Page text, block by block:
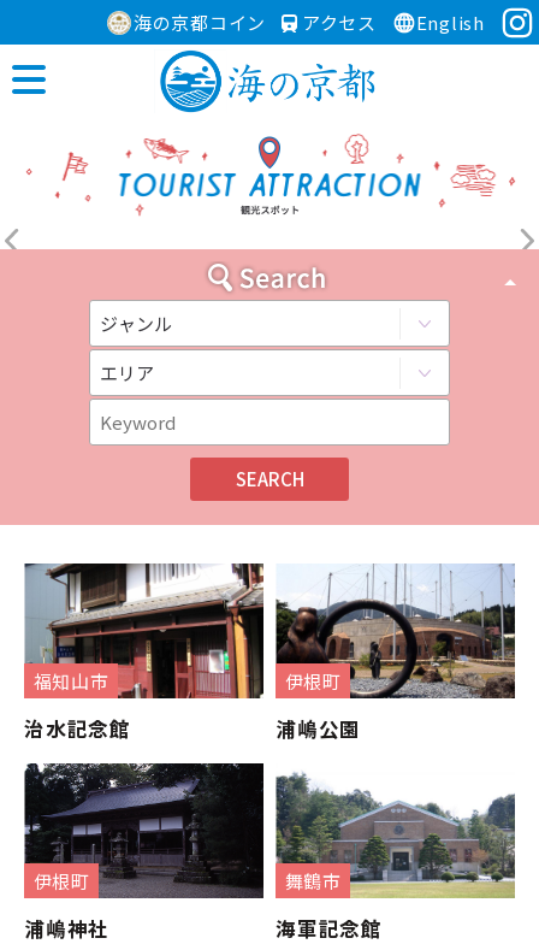
海の京都コイン アクセス English
福知山市
治水記念館
伊根町
浦嶋公園
伊根町
浦嶋神社
舞鶴市
海軍記念館